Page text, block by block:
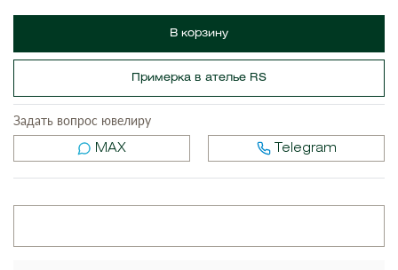
В корзину
Примерка в ателье RS
Задать вопрос ювелиру
MAX Telegram